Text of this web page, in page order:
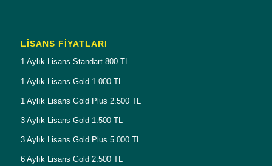
LISANS FIYATLARI
1 Aylık Lisans Standart 800 TL
1 Aylık Lisans Gold 1.000 TL
1 Aylık Lisans Gold Plus 2.500 TL
3 Aylık Lisans Gold 1.500 TL
3 Aylık Lisans Gold Plus 5.000 TL
6 Aylık Lisans Gold 2.500 TL